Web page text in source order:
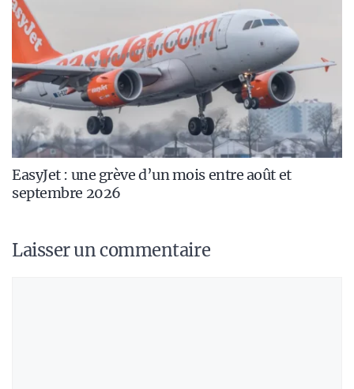
EasyJet : une grève d’un mois entre août et
septembre 2026
Laisser un commentaire